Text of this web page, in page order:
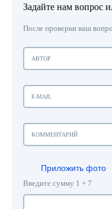
Задайте нам вопрос
После проверки ваш
Приложить фото
Введите сумму 1 + 7